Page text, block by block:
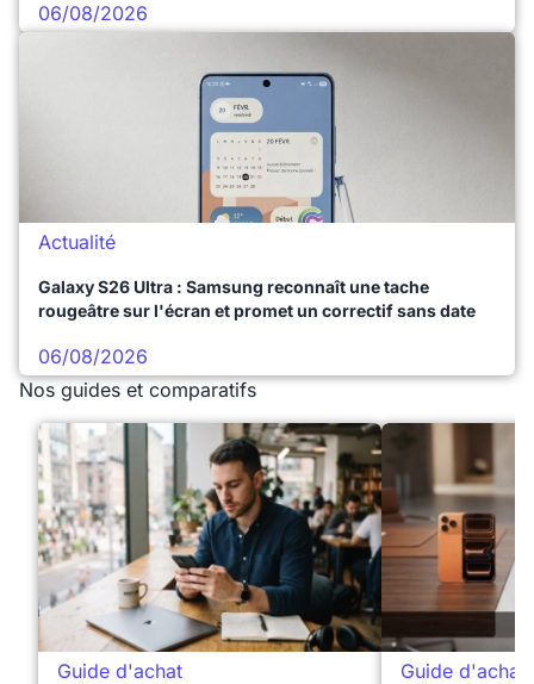
06/08/2026
Actualité
Galaxy S26 Ultra : Samsung reconnaît une tache
rougeâtre sur l'écran et promet un correctif sans date
06/08/2026
Nos guides et comparatifs
Guide d'achat Guide d'achat